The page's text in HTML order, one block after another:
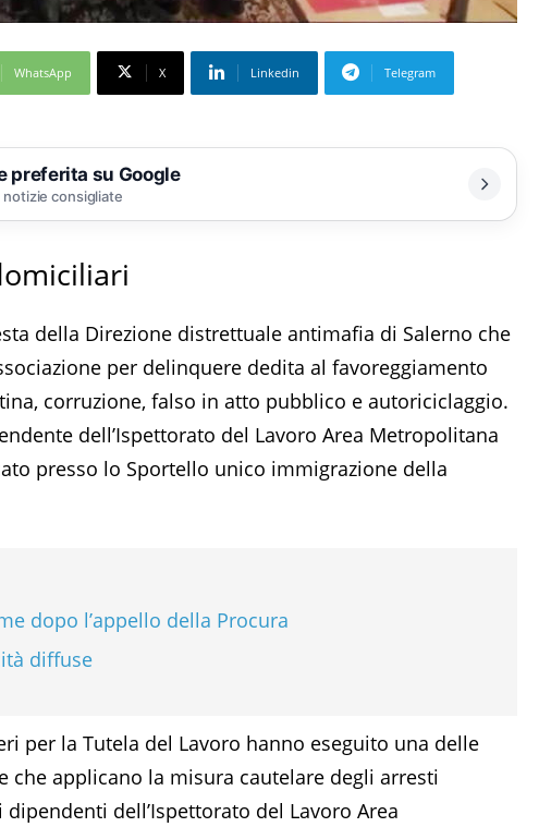
WhatsApp X Linkedin Telegram
preferita su Google
consigliate
della Direzione distrettuale antimafia di Salerno che
per delinquere dedita al favoreggiamento
corruzione, falso in atto pubblico e autoriciclaggio.
dell’Ispettorato del Lavoro Area Metropolitana
presso lo Sportello unico immigrazione della
dopo l’appello della Procura
diffuse
per la Tutela del Lavoro hanno eseguito una delle
che applicano la misura cautelare degli arresti
dell’Ispettorato del Lavoro Area